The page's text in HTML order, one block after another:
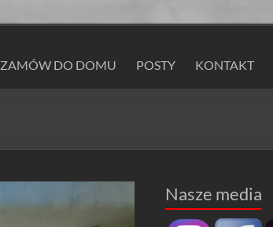
ZAMÓW DO DOMU POSTY KONTAKT
Nasze media